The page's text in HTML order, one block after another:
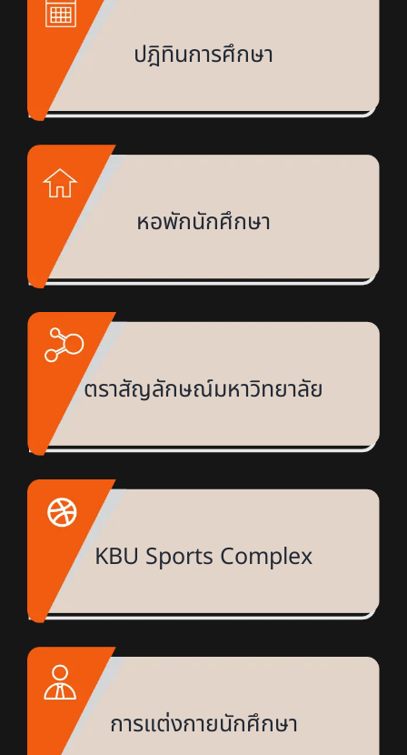
ปฎิทินการศึกษา
หอพักนักศึกษา
ตราสัญลักษณ์มหาวิทยาลัย
KBU Sports Complex
การแต่งกายนักศึกษา